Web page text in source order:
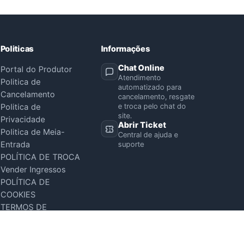
Politicas
Portal do Produtor
Politica de
Cancelamento
Politica de
Privacidade
Politica de Meia-
Entrada
POLÍTICA DE TROCA
Vender Ingressos
POLÍTICA DE
COOKIES
TERMOS DE
Informações
Chat Online
Atendimento
automatizado para
cancelamento, resgate
e troca pelo chat do
site.
Abrir Ticket
Central de ajuda e
suporte